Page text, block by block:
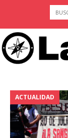
ACTUALIDAD